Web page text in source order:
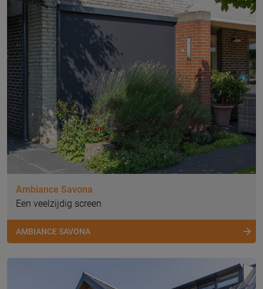
Ambiance Savona
Een veelzijdig screen
AMBIANCE SAVONA